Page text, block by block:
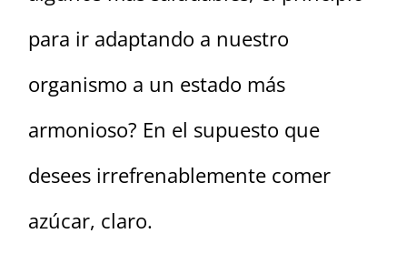
para ir adaptando a nuestro
organismo a un estado más
armonioso? En el supuesto que
desees irrefrenablemente comer
azúcar, claro.